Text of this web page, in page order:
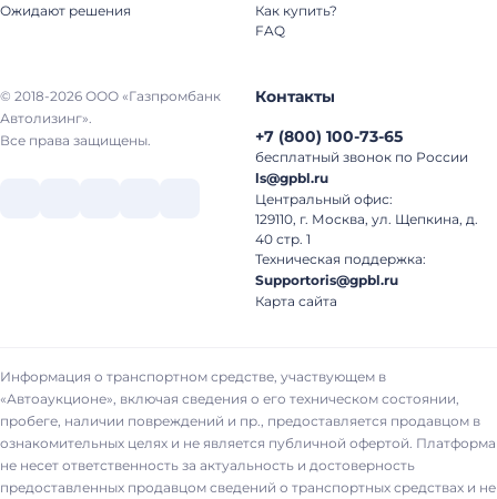
© 2018-2026 ООО «Газпромбанк
Автолизинг».
Все права защищены.
Ожидают решения
Как купить?
FAQ
Контакты
+7 (800) 100-73-65
бесплатный звонок по России
ls@gpbl.ru
Центральный офис:
129110, г. Москва, ул. Щепкина, д.
40 стр. 1
Техническая поддержка:
Supportoris@gpbl.ru
Карта сайта
Информация о транспортном средстве, участвующем в
«Автоаукционе», включая сведения о его техническом состоянии,
пробеге, наличии повреждений и пр., предоставляется продавцом в
ознакомительных целях и не является публичной офертой. Платформа
не несет ответственность за актуальность и достоверность
предоставленных продавцом сведений о транспортных средствах и не